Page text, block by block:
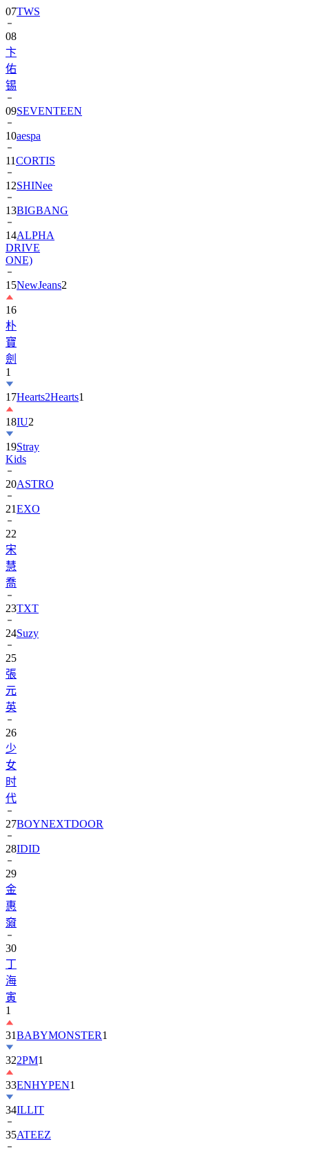
08
卞
佑
锡
09
10aespa
11CORTIS
12SHINee
13BIGBANG
14ALPHA
DRIVE
ONE)
15NewJeans
16
朴
寶
劍
1
17
18IU2
19Stray
Kids
20ASTRO
21EXO
22
宋
慧
喬
23
24Suzy
25
張
元
英
26
少
女
时
代
27
28IDID
29
金
惠
奫
30
丁
海
寅
1
31
322PM1
33ENHYPEN
34ILLIT
35ATEEZ
36ZEROBASEONE